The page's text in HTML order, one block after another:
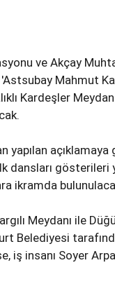
ve Akçay
Mahmut
Kardeşler
yapılan
dansları gösterileri
ikramda
Meydanı ile
Belediyesi
iş insanı Soyer